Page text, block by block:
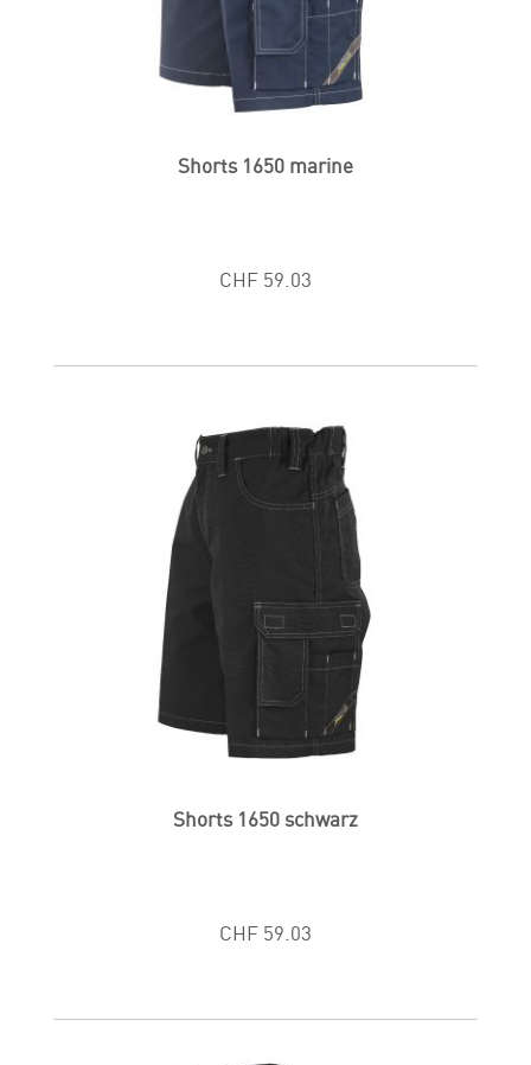
Shorts 1650 marine
CHF 59.03
Shorts 1650 schwarz
CHF 59.03